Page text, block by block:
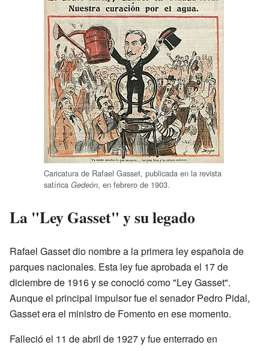
Caricatura de Rafael Gasset, publicada en la revista
satírica Gedeón, en febrero de 1903.
La "Ley Gasset" y su legado
Rafael Gasset dio nombre a la primera ley española de
parques nacionales. Esta ley fue aprobada el 17 de
diciembre de 1916 y se conoció como "Ley Gasset".
Aunque el principal impulsor fue el senador Pedro Pidal,
Gasset era el ministro de Fomento en ese momento.
Falleció el 11 de abril de 1927 y fue enterrado en